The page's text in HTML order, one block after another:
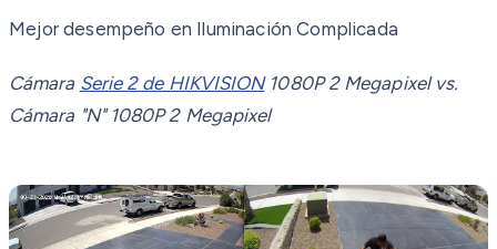
Mejor desempeño en Iluminación Complicada
Cámara Serie 2 de HIKVISION1080P 2 Megapixel vs.
Cámara "N" 1080P 2 Megapixel